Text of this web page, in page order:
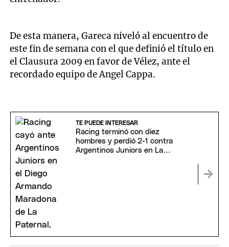
De esta manera, Gareca niveló al encuentro de
este fin de semana con el que definió el título en
el Clausura 2009 en favor de Vélez, ante el
recordado equipo de Angel Cappa.
TE PUEDE INTERESAR
Racing terminó con diez
hombres y perdió 2-1 contra
Argentinos Juniors en La